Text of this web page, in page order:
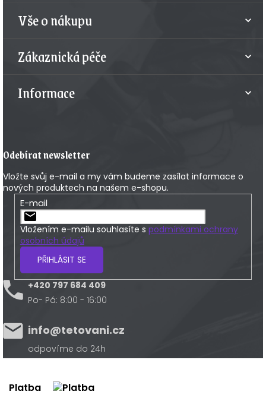
Vše o nákupu
Zákaznická péče
Informace
Odebírat newsletter
Vložte svůj e-mail a my vám budeme zasílat informace o
nových produktech na našem e-shopu.
E-mail
Vložením e-mailu souhlasíte s podmínkami ochrany
osobních údajů
PŘIHLÁSIT SE
+420 797 684 409
Po- Pá: 8:00 - 16:00
info@tetovani.cz
odpovíme do 24h
Platba